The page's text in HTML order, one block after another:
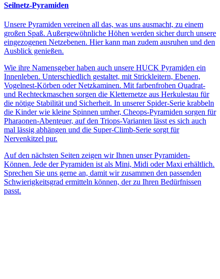
Seilnetz-Pyramiden
Unsere Pyramiden vereinen all das, was uns ausmacht, zu einem
großen Spaß. Außergewöhnliche Höhen werden sicher durch unsere
eingezogenen Netzebenen. Hier kann man zudem ausruhen und den
Ausblick genießen.
Wie ihre Namensgeber haben auch unsere HUCK Pyramiden ein
Innenleben. Unterschiedlich gestaltet, mit Strickleitern, Ebenen,
Vogelnest-Körben oder Netzkaminen. Mit farbenfrohen Quadrat-
und Rechteckmaschen sorgen die Kletternetze aus Herkulestau für
die nötige Stabilität und Sicherheit. In unserer Spider-Serie krabbeln
die Kinder wie kleine Spinnen umher, Cheops-Pyramiden sorgen für
Pharaonen-Abenteuer, auf den Triops-Varianten lässt es sich auch
mal lässig abhängen und die Super-Climb-Serie sorgt für
Nervenkitzel pur.
Auf den nächsten Seiten zeigen wir Ihnen unser Pyramiden-
Können. Jede der Pyramiden ist als Mini, Midi oder Maxi erhältlich.
Sprechen Sie uns gerne an, damit wir zusammen den passenden
Schwierigkeitsgrad ermitteln können, der zu Ihren Bedürfnissen
passt.